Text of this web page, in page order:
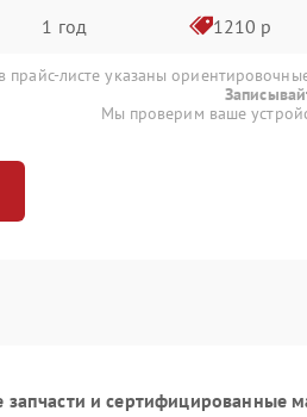
1 год 1210 р
прайс-листе указаны
Мы проверим ваше
и сертифицированные